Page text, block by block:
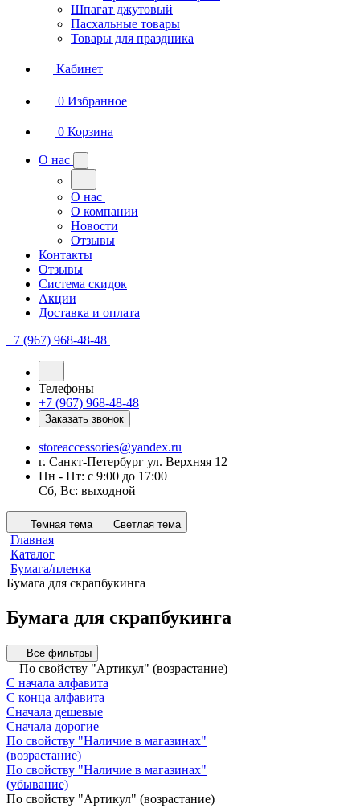
Шпагат джутовый
Пасхальные товары
Товары для праздника
Кабинет
0 Избранное
0 Корзина
О нас
О нас
О компании
Новости
Отзывы
Контакты
Отзывы
Система скидок
Акции
Доставка и оплата
+7 (967) 968-48-48
Телефоны
+7 (967) 968-48-48
Заказать звонок
storeaccessories@yandex.ru
г. Санкт-Петербург ул. Верхняя 12
Пн - Пт: с 9:00 до 17:00
Сб, Вс: выходной
Темная тема Светлая тема
Главная
Каталог
Бумага/пленка
Бумага для скрапбукинга
Бумага для скрапбукинга
Все фильтры
По свойству "Артикул" (возрастание)
С начала алфавита
С конца алфавита
Сначала дешевые
Сначала дорогие
По свойству "Наличие в магазинах"
(возрастание)
По свойству "Наличие в магазинах"
(убывание)
По свойству "Артикул" (возрастание)